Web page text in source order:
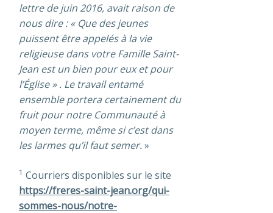
lettre de juin 2016, avait raison de
nous dire : « Que des jeunes
puissent être appelés à la vie
religieuse dans votre Famille Saint-
Jean est un bien pour eux et pour
l’Église » . Le travail entamé
ensemble portera certainement du
fruit pour notre Communauté à
moyen terme, même si c’est dans
les larmes qu’il faut semer.»
1 Courriers disponibles sur le site
https://freres-saint-jean.org/qui-
sommes-nous/notre-